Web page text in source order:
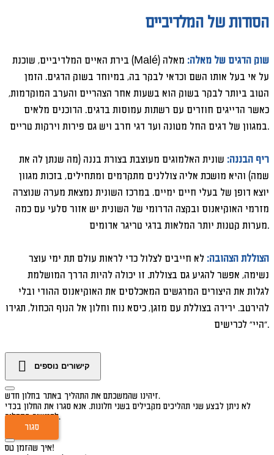
הסודות של המלדיביים
שוק הדגים של מאלה: מאלה (Malé) בירת האיים המלדיביים, שוכנת
על אי בעל אותו השם וכדאי לבקר בה, במיוחד בשוק הדגים. הזמן
הטוב ביותר לבקר בשוק הוא בשעות אחר הצהריים והערב המוקדמות,
כאשר הדייגים חוזרים עם רשתות עמוסות בדגים. הדוכנים מלאים
במגוון של דגים החל מטונה ועד דגי חרב ויש גם פירות וירקות טריים.
ריף הבננה: שונית האלמוגים מעוצבת בצורת בננה (מה שנתן לה את
שמה) והיא מושכת אליה צוללנים מתקדמים ומתחילים, בזכות מגוון
יוצא דופן של בעלי חיים ימיים. במרכז השונית נמצאת מערה שנוצרה
מזרמי האוקיאנוס ובקצה הדרומי של השונית יש אזור סלעי עם כמה
מערות קטנות יותר המלאות בדגי טריגר אדומים.
הצוללת הצהובה: לא חייבים לצלול כדי לראות עולם תת ימי עוצר
נשימה, אפשר להגיע גם בצוללת. זו יכולה להיות הדרך המושלמת
לגלות את היצורים המרגשים המאכלסים את האוקיאנוס ההודי ובלי
להירטב. ירידה בצוללת עם מזגן, כיסא נוח וחלון אל הנוף הכחול, תגידו
"היי" לכרישים.
קישורים נוספים
זיהינו שהמשכתם את התהליך באתר בחלון חדש.
לא ניתן לבצע שני תהליכים מקבילים בשני חלונות. אנא סגרו את החלון בכדי
להמשיך בתהליך.
סגור
איך שהזמן טס!